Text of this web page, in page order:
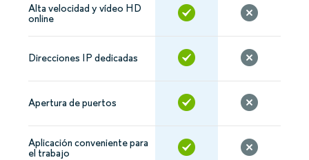
Alta velocidad y vídeo HD
online
Direcciones IP dedicadas
Apertura de puertos
Aplicación conveniente para
el trabajo